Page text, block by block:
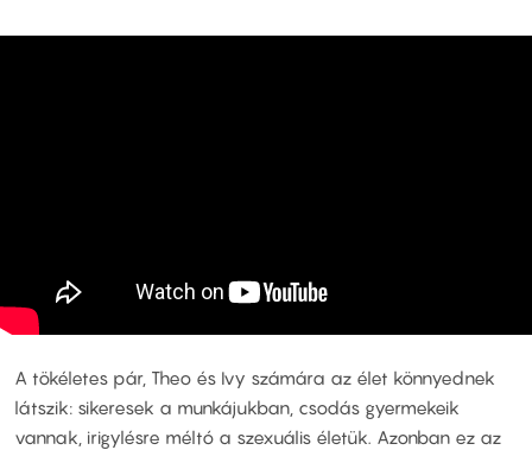
A tökéletes pár, Theo és Ivy számára az élet könnyednek
látszik: sikeresek a munkájukban, csodás gyermekeik
vannak, irigylésre méltó a szexuális életük. Azonban ez az